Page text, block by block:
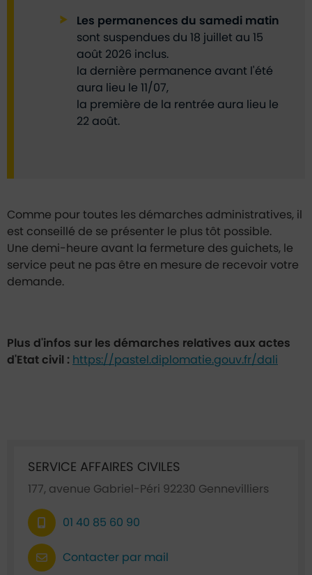
Les permanences du samedi matin
sont suspendues du 18 juillet au 15
août 2026 inclus.
la dernière permanence avant l'été
aura lieu le 11/07,
la première de la rentrée aura lieu le
22 août.
Comme pour toutes les démarches administratives, il
est conseillé de se présenter le plus tôt possible.
Une demi-heure avant la fermeture des guichets, le
service peut ne pas être en mesure de recevoir votre
demande.
Plus d'infos sur les démarches relatives aux actes
d'Etat civil : https://pastel.diplomatie.gouv.fr/dali
SERVICE AFFAIRES CIVILES
177, avenue Gabriel-Péri 92230 Gennevilliers
01 40 85 60 90
Contacter par mail